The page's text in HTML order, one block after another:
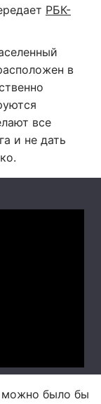
РБК-
в
все
и не дать
можно было бы